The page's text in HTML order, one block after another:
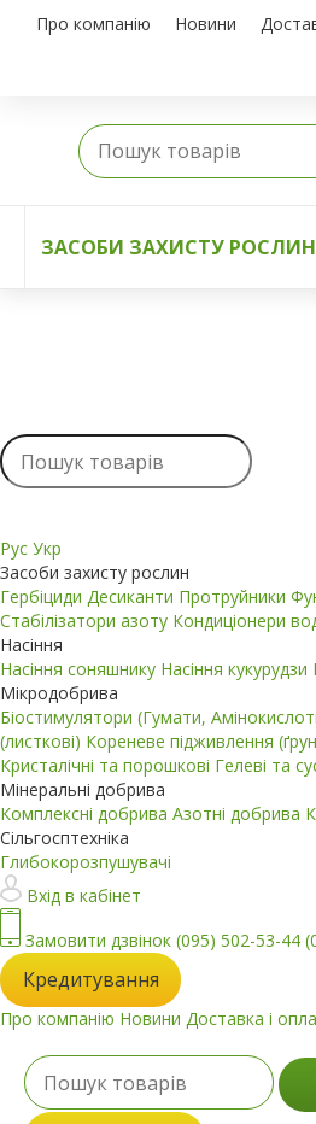
Про компанію Новини
ЗАСОБИ ЗАХИСТУ РОСЛИН
Рус Укр
Засоби захисту рослин
Гербіциди Десиканти Протруйники
Стабілізатори азоту Кондиціонери
Насіння
Насіння соняшнику Насіння кукурудзи
Мікродобрива
Біостимулятори (Гумати,
(листкові) Кореневе підживлення
Кристалічні та порошкові Гелеві та
Мінеральні добрива
Комплексні добрива Азотні добрива
Сільгосптехніка
Глибокорозпушувачі
Вхід в кабінет
Замовити дзвінок (095) 502-53-44
Кредитування
Про компанію Новини Доставка і